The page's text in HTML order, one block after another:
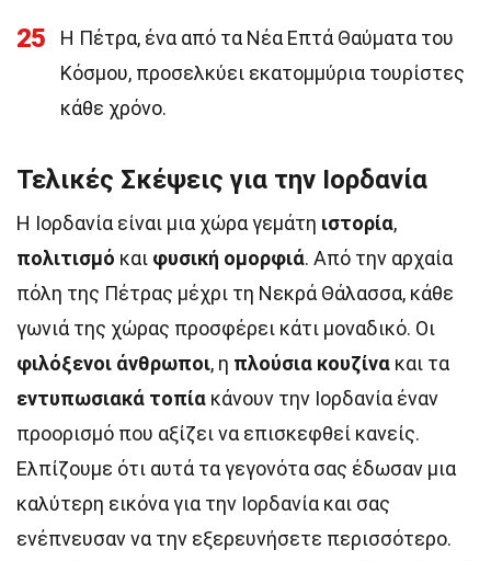
25
Η Πέτρα, ένα από τα Νέα Επτά Θαύματα του
Κόσμου, προσελκύει εκατομμύρια τουρίστες
κάθε χρόνο.
Τελικές Σκέψεις για την Ιορδανία
Η Ιορδανία είναι μια χώρα γεμάτη ιστορία,
πολιτισμό και φυσική ομορφιά. Από την αρχαία
πόλη της Πέτρας μέχρι τη Νεκρά Θάλασσα, κάθε
γωνιά της χώρας προσφέρει κάτι μοναδικό. Οι
φιλόξενοι άνθρωποι, η πλούσια κουζίνα και τα
εντυπωσιακά τοπία κάνουν την Ιορδανία έναν
προορισμό που αξίζει να επισκεφθεί κανείς.
Ελπίζουμε ότι αυτά τα γεγονότα σας έδωσαν μια
καλύτερη εικόνα για την Ιορδανία και σας
ενέπνευσαν να την εξερευνήσετε περισσότερο.